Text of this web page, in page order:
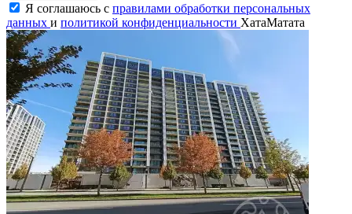
Я соглашаюсь с правилами обработки персональных
данных и политикой конфиденциальности ХатаМатата